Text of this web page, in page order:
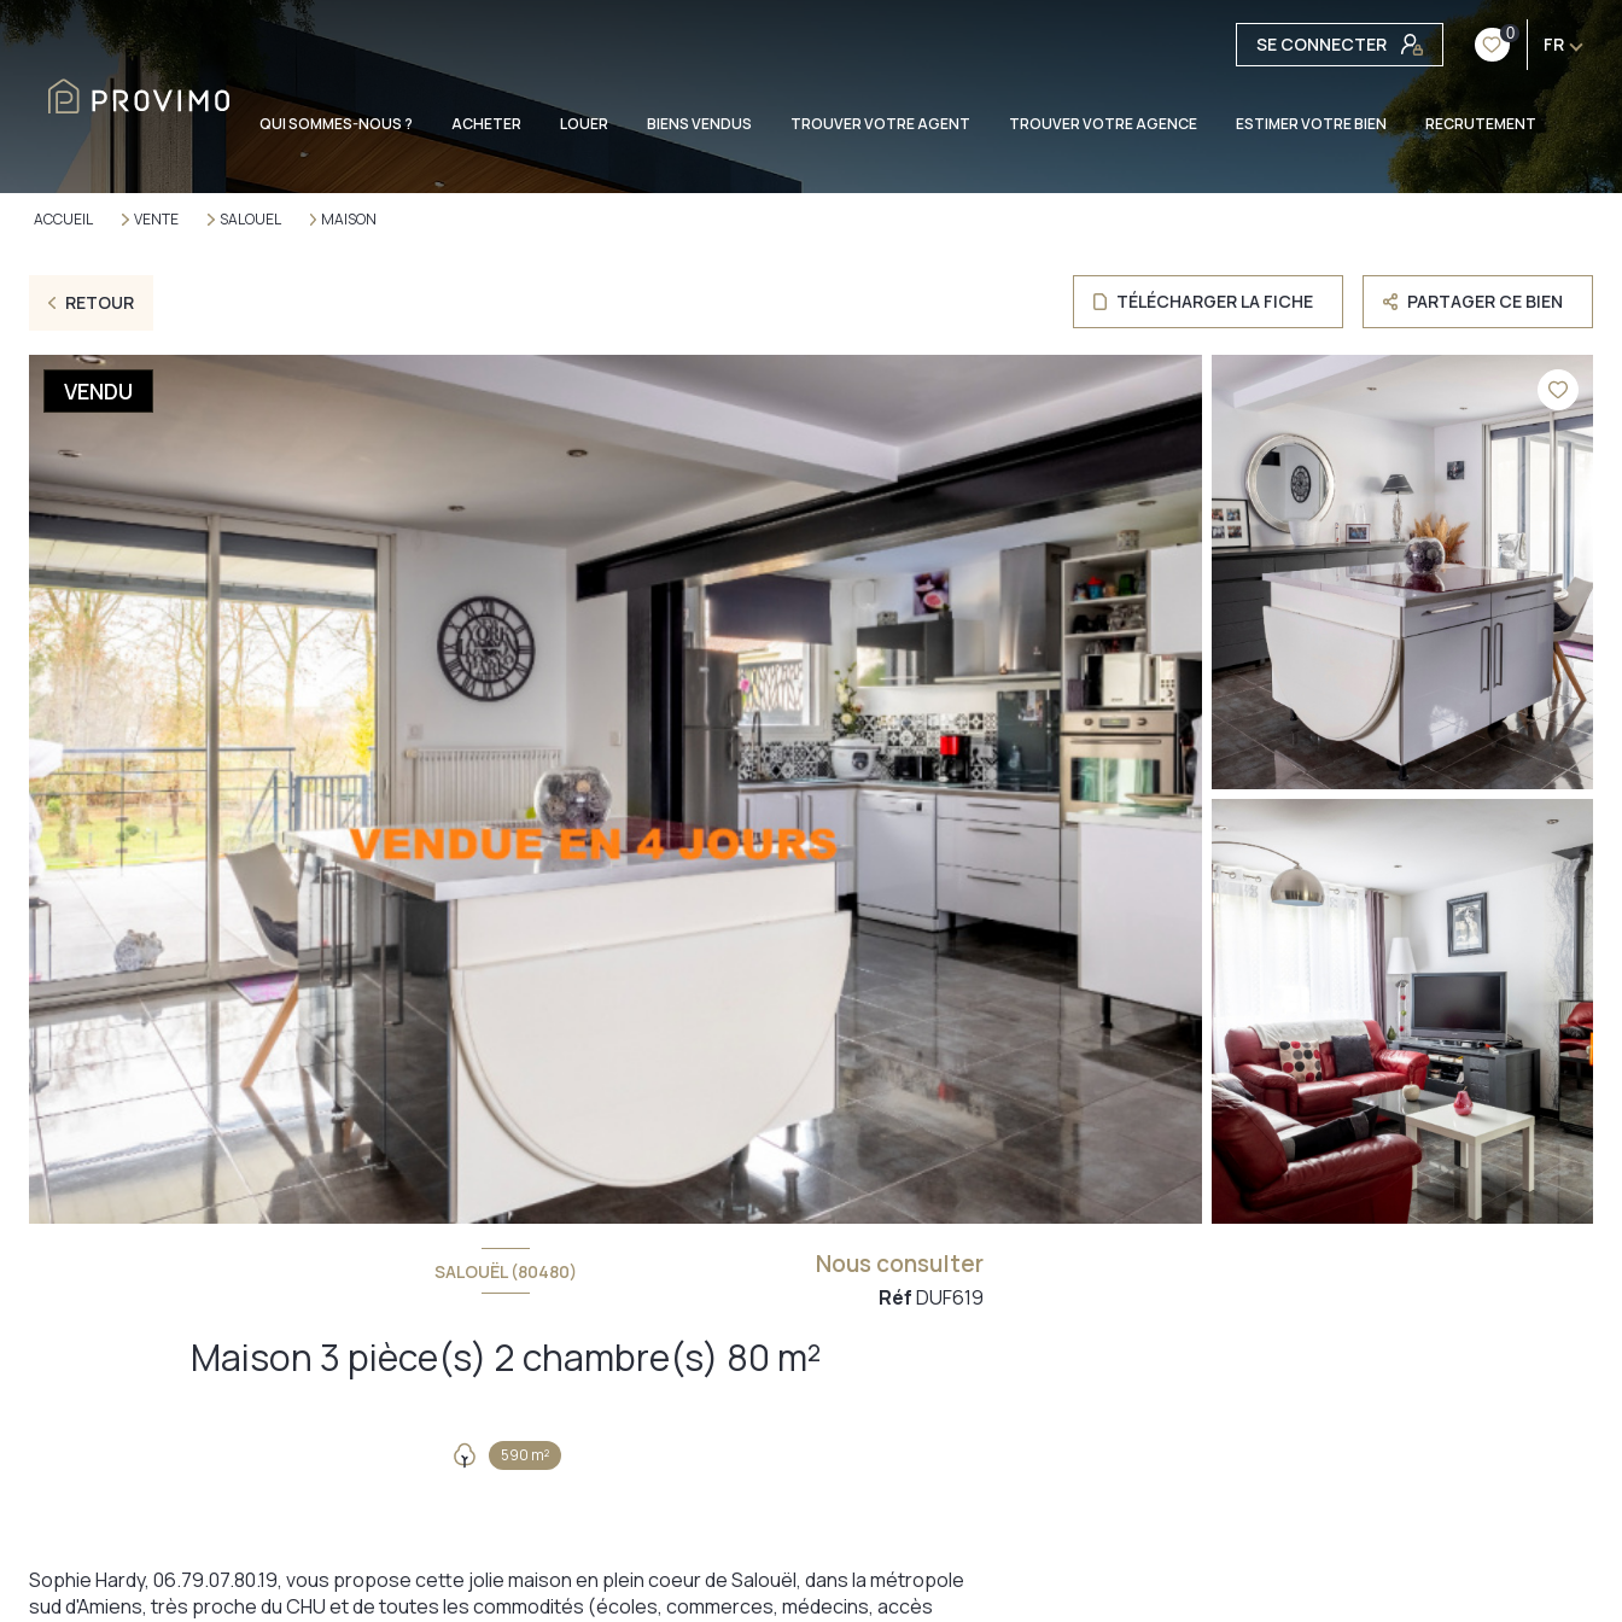
SE CONNECTER 0 FR
QUI SOMMES-NOUS ? ACHETER LOUER BIENS VENDUS TROUVER VOTRE AGENT TROUVER VOTRE AGENCE ESTIMER VOTRE BIEN RECRUTEMENT
ACCUEIL VENTE SALOUEL MAISON
RETOUR TÉLÉCHARGER LA FICHE PARTAGER CE BIEN
VENDU
SALOUËL (80480)
Maison 3 pièce(s) 2 chambre(s) 80 m²
590 m²
Nous consulter
RéfDUF619
Sophie Hardy, 06.79.07.80.19, vous propose cette jolie maison en plein coeur de Salouël, dans la métropole
sud d'Amiens, très proche du CHU et de toutes les commodités (écoles, commerces, médecins, accès